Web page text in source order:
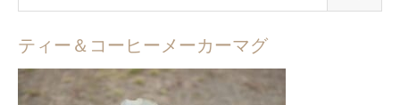
ティー＆コーヒーメーカーマグ